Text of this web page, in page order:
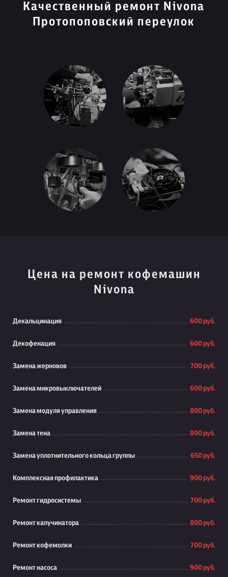
Качественный ремонт Nivona
Протопоповский переулок
Цена на ремонт кофемашин
Nivona
Декальцинация 600 руб.
Декофенация 600 руб.
Замена жерновов 700 руб.
Замена микровыключателей 600 руб.
Замена модуля управления 800 руб.
Замена тена 800 руб.
Замена уплотнительного кольца группы 650 руб.
Комплексная профилактика 900 руб.
Ремонт гидросистемы 700 руб.
Ремонт капучинатора 800 руб.
Ремонт кофемолки 700 руб.
Ремонт насоса 900 руб.